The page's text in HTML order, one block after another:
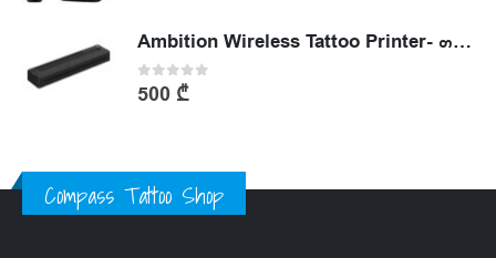
Ambition Wireless Tattoo Printer- თერმული პრინტერი
0out of 5
500 ₾
Compass Tattoo Shop